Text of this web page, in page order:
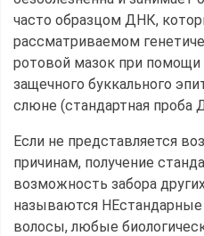
часто образцом ДНК,
рассматриваемом
ротовой мазок при помощи
защечного буккального
слюне (стандартная проба
Если не представляется
причинам, получение
возможность забора
называются НЕстандарные
волосы, любые